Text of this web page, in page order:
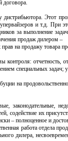
договора.
Этот
и т.д. При
за выполнение
продаж дилером –
на продажу товара
контроля: отчетность,
специальных задач;
на
законодательные,
содействие их
– полноценное и
работа отдела
дилера,